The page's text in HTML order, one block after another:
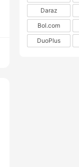
Daraz
Bol.com
DuoPlus